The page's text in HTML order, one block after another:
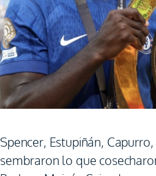
Spencer, Estupiñán,
sembraron lo que